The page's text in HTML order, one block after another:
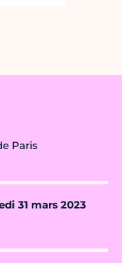
Paris
31 mars 2023